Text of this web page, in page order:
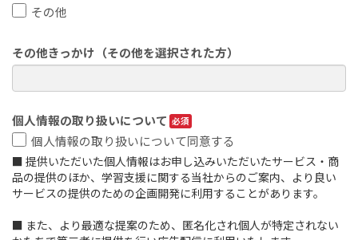
その他
その他きっかけ（その他を選択された方）
個人情報の取り扱いについて
個人情報の取り扱いについて同意する
■ 提供いただいた個人情報はお申し込みいただいたサービス・商
品の提供のほか、学習支援に関する当社からのご案内、より良い
サービスの提供のための企画開発に利用することがあります。
■ また、より最適な提案のため、匿名化され個人が特定されない